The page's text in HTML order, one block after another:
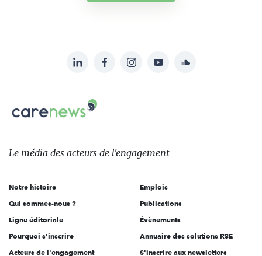
sur:
LinkedInFacebookInstagramYouTubeSoundcloud
Le
des
l'engagement
Le média des acteurs de l'engagement
Notre histoire
Qui sommes-nous ?
Ligne éditoriale
Pourquoi s'inscrire
Acteurs de l'engagement
Emplois
Publications
Évènements
Annuaire des solutions RSE
S'inscrire aux newsletters